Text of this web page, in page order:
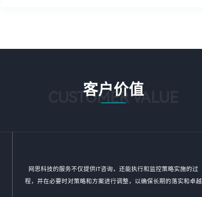
客户价值
CUSTOMER VALUE
网思科技的服务不仅提供IT咨询，还能执行和监控策略实施的过
程，并在必要时对策略和方案进行调整，以确保长期的落实和卓越